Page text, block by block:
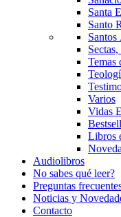
Santa
Santo
Santos
Temas
Varios
Vidas
Libros
Audiolibros
No sabes qué leer?
Preguntas
Noticias y
Contacto